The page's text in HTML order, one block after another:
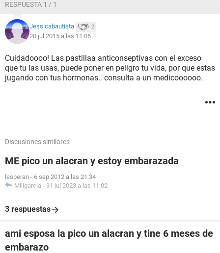
RESPUESTA 1 / 1
Jessicabautista 2
20 jul 2015 a las 11:06
Cuidadoooo! Las pastillaa anticonseptivas con el exceso
que tu las usas, puede poner en peligro tu vida, por que estas
jugando con tus hormonas.. consulta a un medicoooooo.
Discusiones similares
ME pico un alacran y estoy embarazada
lesperan - 6 sep 2012 a las 21:34
Miligarcia - 31 jul 2023 a las 11:02
3 respuestas
ami esposa la pico un alacran y tine 6 meses de
embarazo